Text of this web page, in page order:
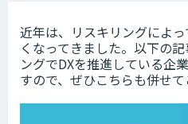
近年は、リスキリングによ
くなってきました。以下の
ングでDXを推進している企
すので、ぜひこちらも併せて